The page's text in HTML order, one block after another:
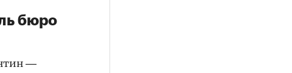
бюро
—